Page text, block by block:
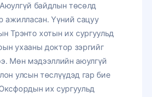
байдлын төсөлд
ажилласан. Үүний сацуу
Трэнто хотын их сургуульд
ухааны доктор зэргийг
Мөн мэдээллийн аюулгүй
улсын төслүүдэд гар бие
их сургуульд